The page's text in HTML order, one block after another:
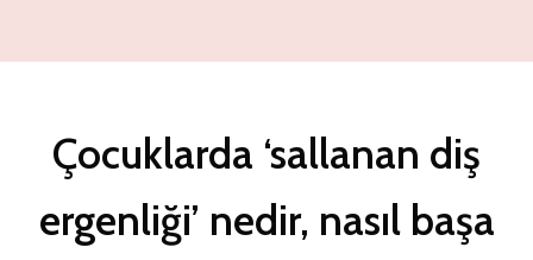
Çocuklarda ‘sallanan diş
ergenliği’ nedir, nasıl başa